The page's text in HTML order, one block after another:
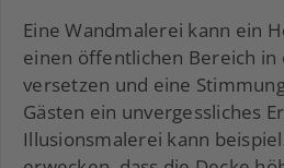
Eine Wandmalerei kann ein
einen öffentlichen Bereich in
versetzen und eine
Gästen ein unvergessliches
Illusionsmalerei kann